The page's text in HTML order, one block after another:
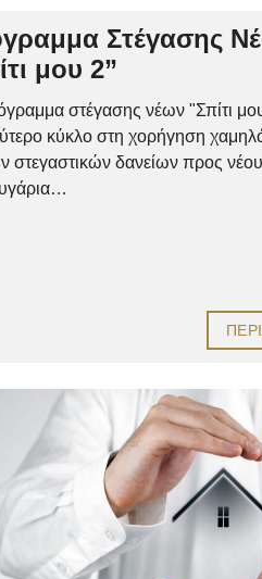
Στέγασης
μου 2”
στέγασης νέων "Σπίτι
κύκλο στη χορήγηση
στεγαστικών δανείων προς